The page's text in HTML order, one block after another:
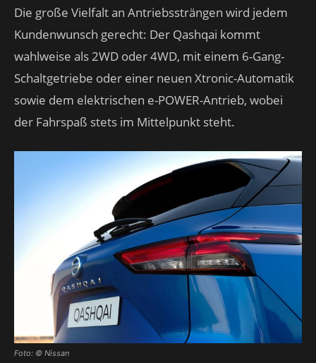
Die große Vielfalt an Antriebssträngen wird jedem
Kundenwunsch gerecht: Der Qashqai kommt
wahlweise als 2WD oder 4WD, mit einem 6-Gang-
Schaltgetriebe oder einer neuen Xtronic-Automatik
sowie dem elektrischen e-POWER-Antrieb, wobei
der Fahrspaß stets im Mittelpunkt steht.
Foto: © Nissan